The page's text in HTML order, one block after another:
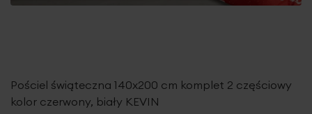
Pościel świąteczna 140x200 cm komplet 2 częściowy
kolor czerwony, biały KEVIN